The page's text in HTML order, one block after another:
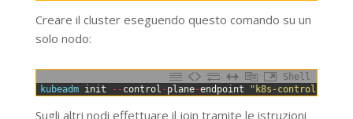
Creare il cluster eseguendo questo comando su un
solo nodo:
Shell
kubeadm init --control -plane-endpoint "k8s-
Sugli altri nodi effettuare il join tramite le istruzioni